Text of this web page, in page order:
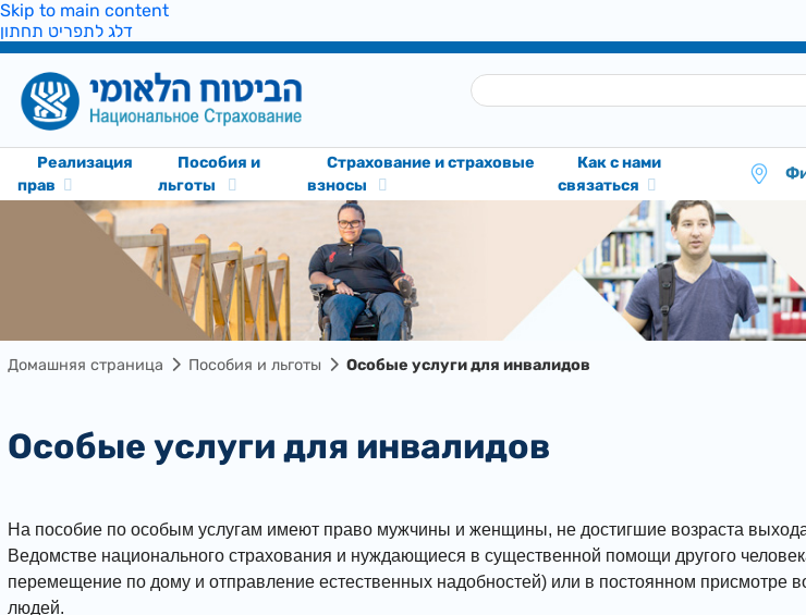
Skip to main content
דלג לתפריט תחתון
Реализация
прав
Пособия и
льготы
Cтрахование и страховые
взносы
Как с нами
связаться
Домашняя страница Пособия и льготы Особые услуги для инвалидов
Особые услуги для инвалидов
На пособие по особым услугам имеют право мужчины и женщины, не достигшие возраста
Ведомстве национального страхования и нуждающиеся в существенной помощи другого
перемещение по дому и отправление естественных надобностей) или в постоянном присмотре
людей.